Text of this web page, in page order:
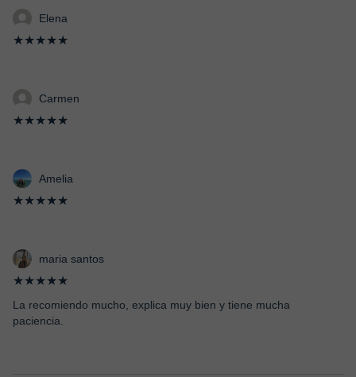
Elena
★★★★★
Carmen
★★★★★
Amelia
★★★★★
maria santos
★★★★★
La recomiendo mucho, explica muy bien y tiene mucha
paciencia.